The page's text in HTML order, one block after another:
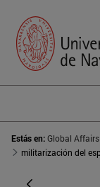
Estás en:Global
militarización del